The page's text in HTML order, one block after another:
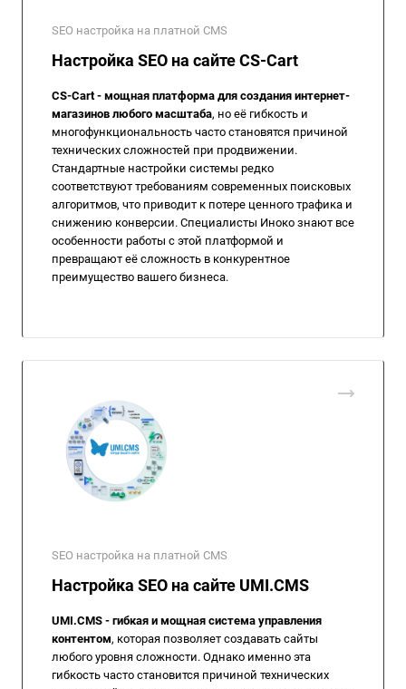
SEO настройка на платной CMS
Настройка SEO на сайте CS-Cart
CS-Cart - мощная платформа для создания интернет-
магазинов любого масштаба, но её гибкость и
многофункциональность часто становятся причиной
технических сложностей при продвижении.
Стандартные настройки системы редко
соответствуют требованиям современных поисковых
алгоритмов, что приводит к потере ценного трафика и
снижению конверсии. Специалисты Иноко знают все
особенности работы с этой платформой и
превращают её сложность в конкурентное
преимущество вашего бизнеса.
SEO настройка на платной CMS
Настройка SEO на сайте UMI.CMS
UMI.CMS - гибкая и мощная система управления
контентом, которая позволяет создавать сайты
любого уровня сложности. Однако именно эта
гибкость часто становится причиной технических